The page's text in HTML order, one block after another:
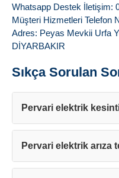
Whatsapp Destek İletişim:
Müşteri Hizmetleri Telefon
Adres: Peyas Mevkii Urfa
DİYARBAKIR
Sıkça Sorulan
Pervari elektrik
Pervari elektrik arıza